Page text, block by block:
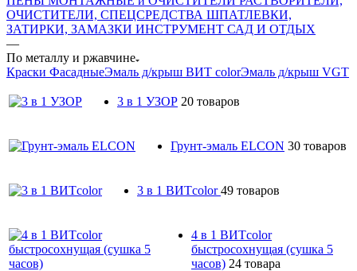
ОЧИСТИТЕЛИ, СПЕЦСРЕДСТВА ШПАТЛЕВКИ,
ЗАТИРКИ, ЗАМАЗКИ ИНСТРУМЕНТ САД И ОТДЫХ
—
По металлу и ржавчине
Краски ФасадныеЭмаль д/крыш ВИТ colorЭмаль д/крыш VGT
3 в 1 УЗОР 20 товаров
Грунт-эмаль ELCON 30 товаров
3 в 1 ВИТcolor49 товаров
4 в 1 ВИТcolor
быстросохнущая (сушка 5
часов) 24 товара